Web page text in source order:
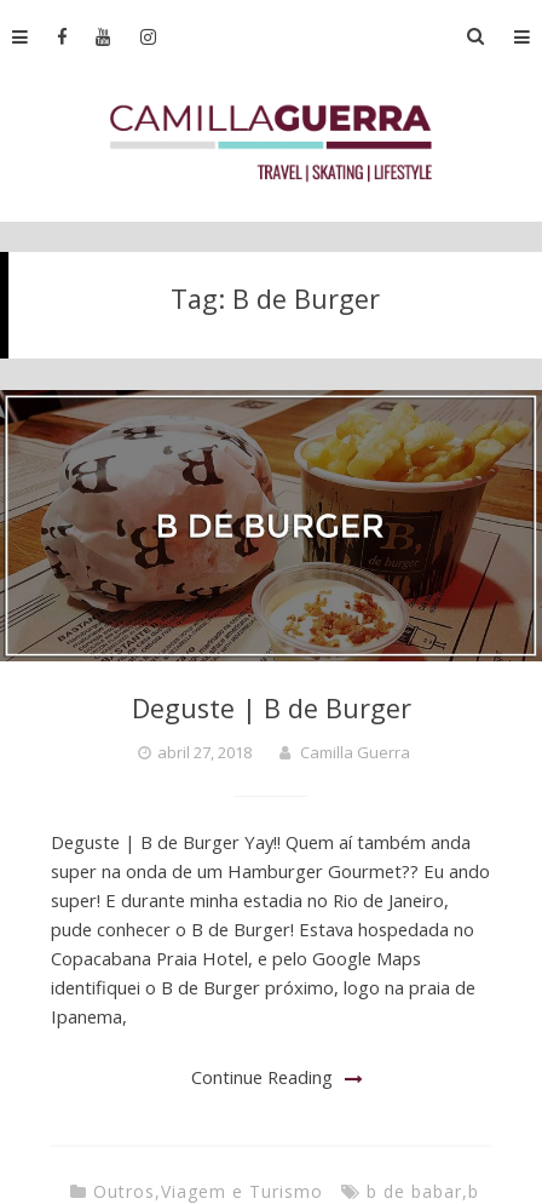
Tag: B de Burger
Deguste | B de Burger
abril 27, 2018 Camilla Guerra
Deguste | B de Burger Yay!! Quem aí também anda
super na onda de um Hamburger Gourmet?? Eu ando
super! E durante minha estadia no Rio de Janeiro,
pude conhecer o B de Burger! Estava hospedada no
Copacabana Praia Hotel, e pelo Google Maps
identifiquei o B de Burger próximo, logo na praia de
Ipanema,
Continue Reading
Outros,Viagem e Turismo b de babar,b